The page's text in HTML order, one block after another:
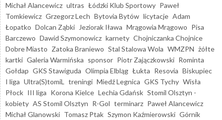
Michał Alancewicz ultras Łódzki Klub Sportowy Paweł
Tomkiewicz Grzegorz Lech Bytovia Bytów licytacje Adam
Łopatko Dolcan Ząbki Jeziorak Iława Mrągowia Mrągowo Pisa
Barczewo Dawid Szymonowicz karnety Chojniczanka Chojnice
Dobre Miasto Zatoka Braniewo Stal Stalowa Wola WMZPN żółte
kartki Galeria Warmińska sponsor Piotr Zajączkowski Rominta
Gołdap GKS Stawiguda Olimpia Elbląg Łukta Resovia Biskupiec
I liga Ultra(S)tomiL treningi Miedź Legnica GKS Tychy Wisła
Płock III liga Korona Kielce Lechia Gdańsk Stomil Olsztyn -
kobiety AS Stomil Olsztyn R-Gol terminarz Paweł Alancewicz
Michał Glanowski Tomasz Ptak Szymon Kaźmierowski Górnik